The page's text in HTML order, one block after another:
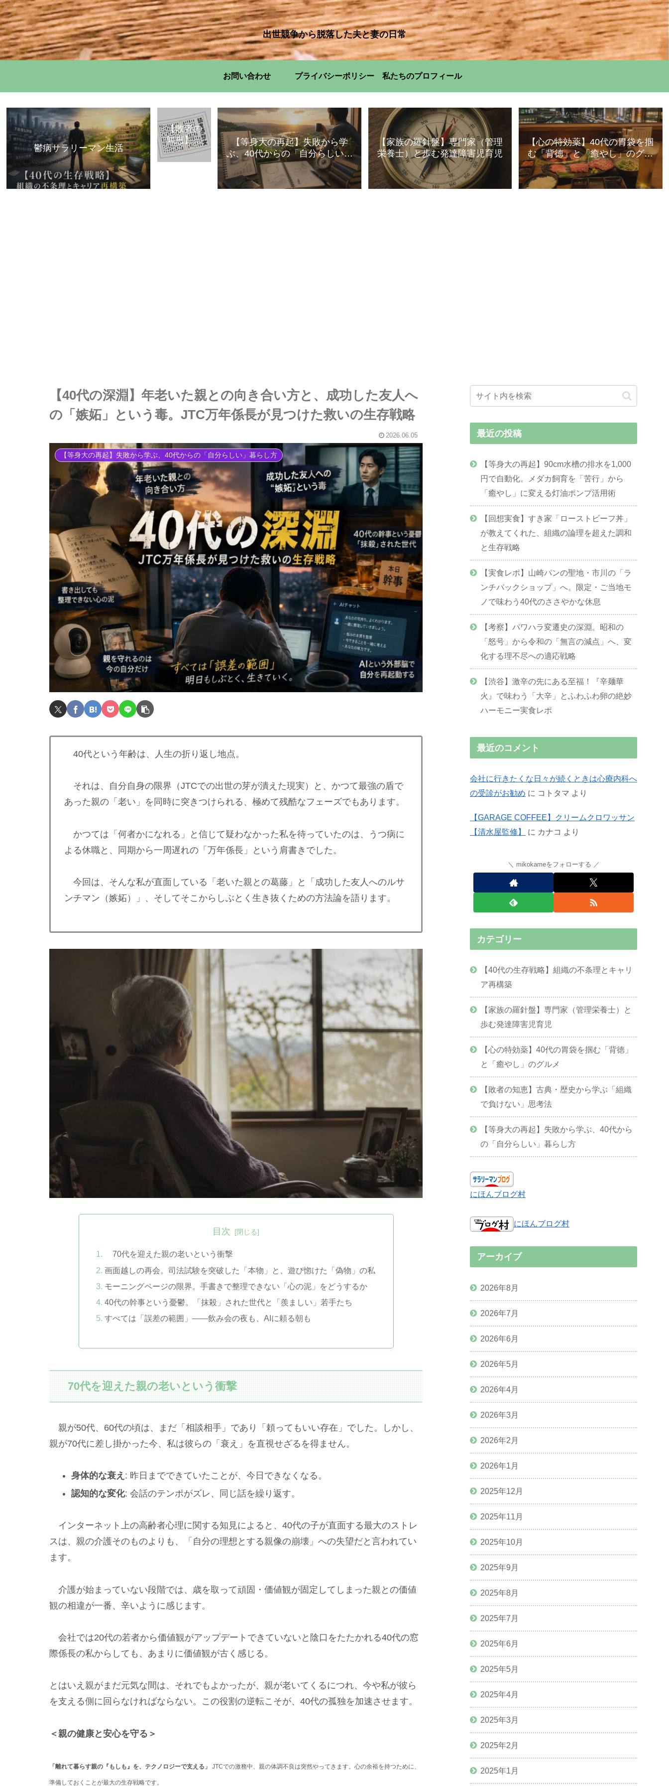
出世競争から脱落した夫と妻の日常
お問い合わせ プライバシーポリシー 私たちのプロフィール
鬱病サラリーマン生活
【敗者の
知恵】古
典・歴史
から学ぶ
【等身大の再起】失敗から学
ぶ、40代からの「自分らしい」
暮らし方
【家族の羅針盤】専門家（管理
栄養士）と歩む発達障害児育児
【心の特効薬】40代の胃袋を掴
む「背徳」と「癒やし」のグル
メ
【40代の深淵】年老いた親との向き合い方と、成功した友人へ
の「嫉妬」という毒。JTC万年係長が見つけた救いの生存戦略
2026.06.05
【等身大の再起】失敗から学ぶ、40代からの「自分らしい」暮らし方
40代という年齢は、人生の折り返し地点。
それは、自分自身の限界（JTCでの出世の芽が潰えた現実）と、かつて最強の盾で
あった親の「老い」を同時に突きつけられる、極めて残酷なフェーズでもあります。
かつては「何者かになれる」と信じて疑わなかった私を待っていたのは、うつ病に
よる休職と、同期から一周遅れの「万年係長」という肩書きでした。
今回は、そんな私が直面している「老いた親との葛藤」と「成功した友人へのルサ
ンチマン（嫉妬）」、そしてそこからしぶとく生き抜くための方法論を語ります。
目次
70代を迎えた親の老いという衝撃
画面越しの再会。司法試験を突破した「本物」と、遊び惚けた「偽物」の私
モーニングページの限界。手書きで整理できない「心の泥」をどうするか
40代の幹事という憂鬱。「抹殺」された世代と「羨ましい」若手たち
すべては「誤差の範囲」——飲み会の夜も、AIに頼る朝も
70代を迎えた親の老いという衝撃
親が50代、60代の頃は、まだ「相談相手」であり「頼ってもいい存在」でした。しかし、
親が70代に差し掛かった今、私は彼らの「衰え」を直視せざるを得ません。
身体的な衰え : 昨日までできていたことが、今日できなくなる。
認知的な変化: 会話のテンポがズレ、同じ話を繰り返す。
インターネット上の高齢者心理に関する知見によると、40代の子が直面する最大のストレ
スは、親の介護そのものよりも、「自分の理想とする親像の崩壊」への失望だと言われてい
ます。
介護が始まっていない段階では、歳を取って頑固・価値観が固定してしまった親との価値
観の相違が一番、辛いように感じます。
会社では20代の若者から価値観がアップデートできていないと陰口をたたかれる40代の窓
際係長の私からしても、あまりに価値観が古く感じる。
とはいえ親がまだ元気な間は、それでもよかったが、親が老いてくるにつれ、今や私が彼ら
を支える側に回らなければならない。この役割の逆転こそが、40代の孤独を加速させます。
＜親の健康と安心を守る＞
「離れて暮らす親の『もしも』を、テクノロジーで支える」 JTCでの激務中、親の体調不良は突然やってきます。心の余裕を持つために、
準備しておくことが最大の生存戦略です。
最近の投稿
【等身大の再起】90cm水槽の排水を1,000
円で自動化。メダカ飼育を「苦行」から
「癒やし」に変える灯油ポンプ活用術
【回想実食】すき家「ローストビーフ丼」
が教えてくれた、組織の論理を超えた調和
と生存戦略
【実食レポ】山崎パンの聖地・市川の「ラ
ンチパックショップ」へ。限定・ご当地モ
ノで味わう40代のささやかな休息
【考察】パワハラ変遷史の深淵。昭和の
「怒号」から令和の「無言の減点」へ、変
化する理不尽への適応戦略
【渋谷】激辛の先にある至福！『辛麺華
火』で味わう「大辛」とふわふわ卵の絶妙
ハーモニー実食レポ
最近のコメント
会社に行きたくな日々が続くときは心療内科へ
の受診がお勧め に コトタマ より
【GARAGE COFFEE】クリームクロワッサン
【清水屋監修】
に カナコ より
mikokameをフォローする
カテゴリー
【40代の生存戦略】組織の不条理とキャリ
ア再構築
【家族の羅針盤】専門家（管理栄養士）と
歩む発達障害児育児
【心の特効薬】40代の胃袋を掴む「背徳」
と「癒やし」のグルメ
【敗者の知恵】古典・歴史から学ぶ「組織
で負けない」思考法
【等身大の再起】失敗から学ぶ、40代から
の「自分らしい」暮らし方
にほんブログ村
にほんブログ村
アーカイブ
2026年8月
2026年7月
2026年6月
2026年5月
2026年4月
2026年3月
2026年2月
2026年1月
2025年12月
2025年11月
2025年10月
2025年9月
2025年8月
2025年7月
2025年6月
2025年5月
2025年4月
2025年3月
2025年2月
2025年1月